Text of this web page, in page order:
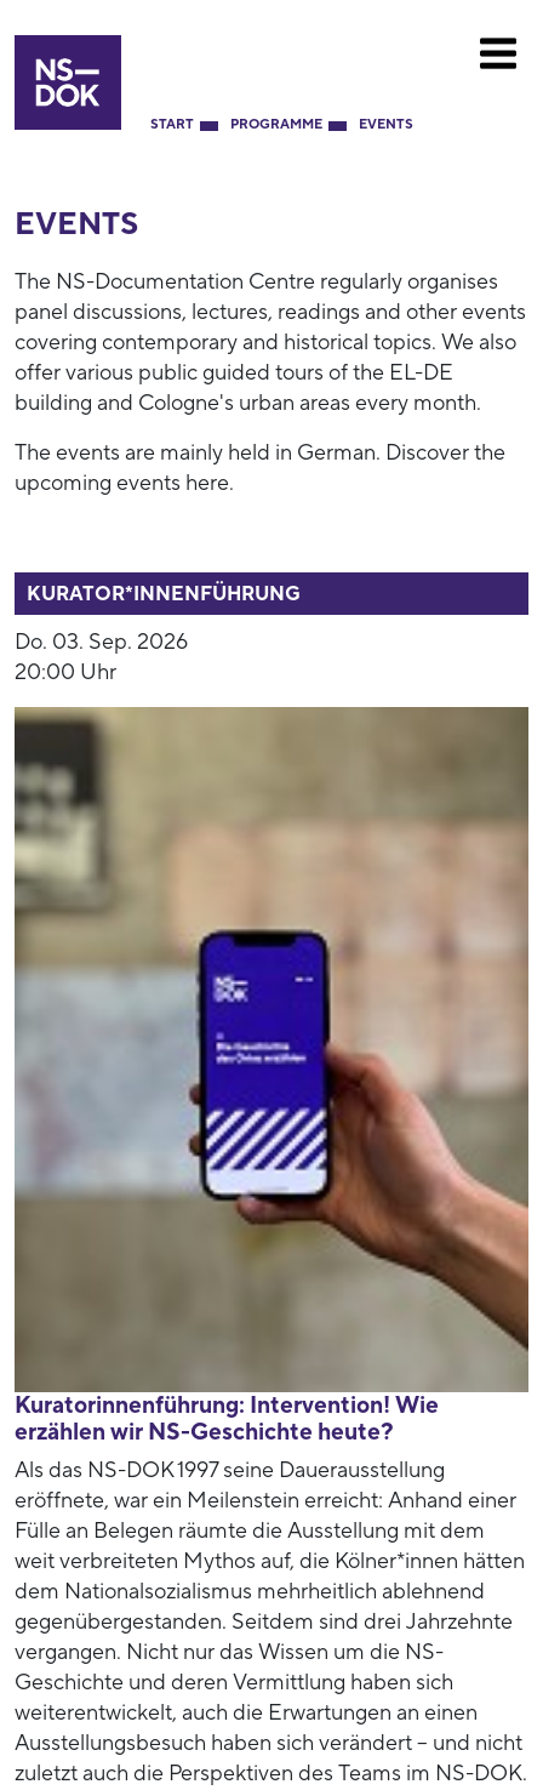
START PROGRAMME EVENTS
EVENTS
The NS-Documentation Centre regularly organises
panel discussions, lectures, readings and other events
covering contemporary and historical topics. We also
offer various public guided tours of the EL-DE
building and Cologne's urban areas every month.
The events are mainly held in German. Discover the
upcoming events here.
KURATOR*INNENFÜHRUNG
Do. 03. Sep. 2026
20:00 Uhr
Kuratorinnenführung: Intervention! Wie
erzählen wir NS-Geschichte heute?
Als das NS-DOK 1997 seine Dauerausstellung
eröffnete, war ein Meilenstein erreicht: Anhand einer
Fülle an Belegen räumte die Ausstellung mit dem
weit verbreiteten Mythos auf, die Kölner*innen hätten
dem Nationalsozialismus mehrheitlich ablehnend
gegenübergestanden. Seitdem sind drei Jahrzehnte
vergangen. Nicht nur das Wissen um die NS-
Geschichte und deren Vermittlung haben sich
weiterentwickelt, auch die Erwartungen an einen
Ausstellungsbesuch haben sich verändert – und nicht
zuletzt auch die Perspektiven des Teams im NS-DOK.